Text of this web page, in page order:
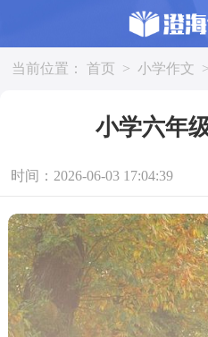
当前位置： 首页 > 小学作文 >
小学六年
时间：2026-06-03 17:04:39